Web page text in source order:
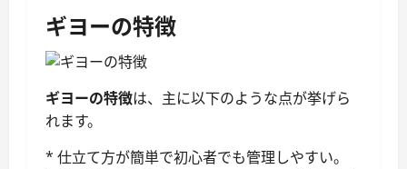
ギヨーの特徴
ギヨーの特徴は、主に以下のような点が挙げら
れます。
* 仕立て方が簡単で初心者でも管理しやすい。